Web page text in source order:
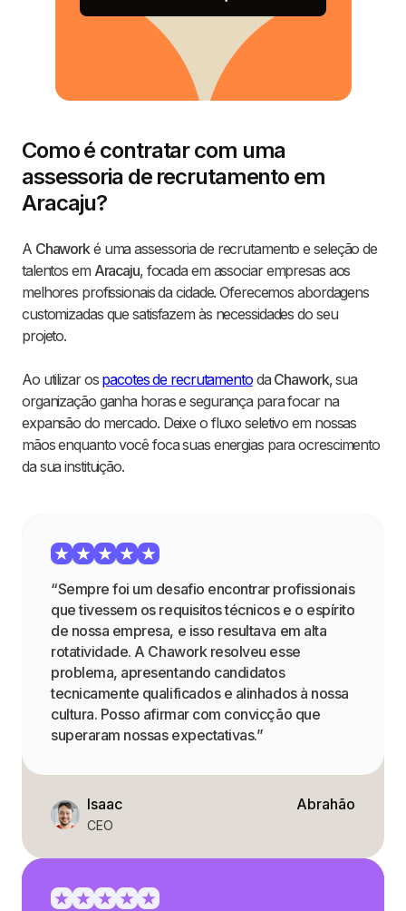
Como é contratar com uma
assessoria de recrutamento em
Aracaju?
A Chaworké uma assessoria de recrutamento e seleção de
talentos em Aracaju, focada em associar empresas aos
melhores profissionais da cidade. Oferecemos abordagens
customizadas que satisfazem às necessidades do seu
projeto.
Ao utilizar os pacotes de recrutamentoda Chawork, sua
organização ganha horas e segurança para focar na
expansão do mercado. Deixe o fluxo seletivo em nossas
mãos enquanto você foca suas energias para ocrescimento
da sua instituição.
“Sempre foi um desafio encontrar profissionais
que tivessem os requisitos técnicos e o espírito
de nossa empresa, e isso resultava em alta
rotatividade. A Chawork resolveu esse
problema, apresentando candidatos
tecnicamente qualificados e alinhados à nossa
cultura. Posso afirmar com convicção que
superaram nossas expectativas.”
Isaac
CEO
Abrahão